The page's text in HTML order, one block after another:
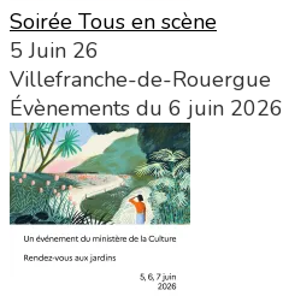
Soirée Tous en scène
5 Juin 26
Villefranche-de-Rouergue
Évènements du 6 juin 2026